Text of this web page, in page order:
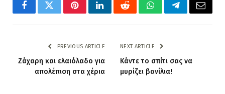
FacebookTwitterPinterestLinkedInRedditWhatsAppTelegramEmail
PREVIOUS ARTICLE
Ζάχαρη και ελαιόλαδο για
απολέπιση στα χέρια
NEXT ARTICLE
Κάντε το σπίτι σας να
μυρίζει βανίλια!